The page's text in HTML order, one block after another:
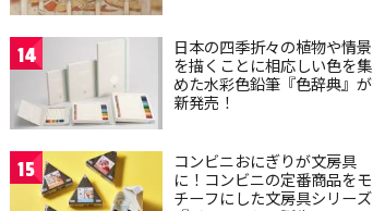
14
日本の四季折々の植物や情景
を描くことに相応しい色を集
めた水彩色鉛筆『色辞典』が
新発売！
15
コンビニおにぎりが文房具
に！コンビニの定番商品をモ
チーフにした文房具シリーズ